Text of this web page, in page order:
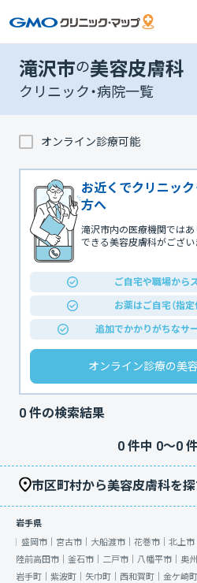
滝沢市の美容皮膚科
クリニック・病院一覧
オンライン診療可能
お近くでクリニッ
方へ
滝沢市内の医療機関ではあ
できる美容皮膚科がござい
ご自宅や職場から
お薬はご自宅（指定
追加でかかりがちなサ
オンライン診療の美
0 件の検索結果
0件中 0〜0
市区町村から美容皮膚科を
岩手県
盛岡市｜ 宮古市｜ 大船渡市｜ 花巻市｜ 北上市
陸前高田市｜ 釜石市｜ 二戸市｜ 八幡平市｜ 奥
岩手町｜ 紫波町｜ 矢巾町｜ 西和賀町｜ 金ケ崎町